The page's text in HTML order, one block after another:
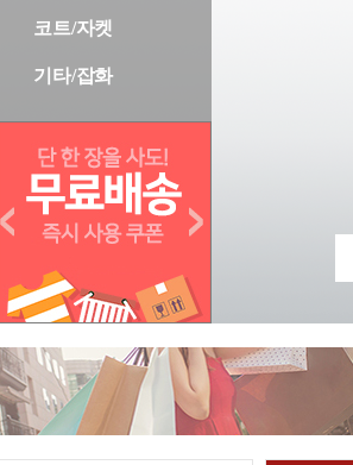
코트/자켓
기타/잡화